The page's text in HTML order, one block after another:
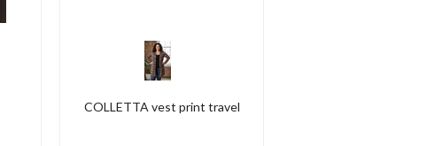
COLLETTA vest print travel